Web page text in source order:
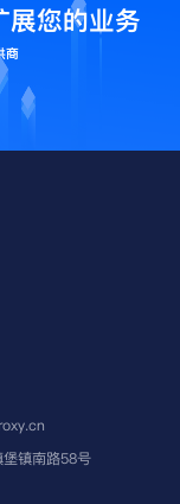
您的业务
商
堡镇南路58号